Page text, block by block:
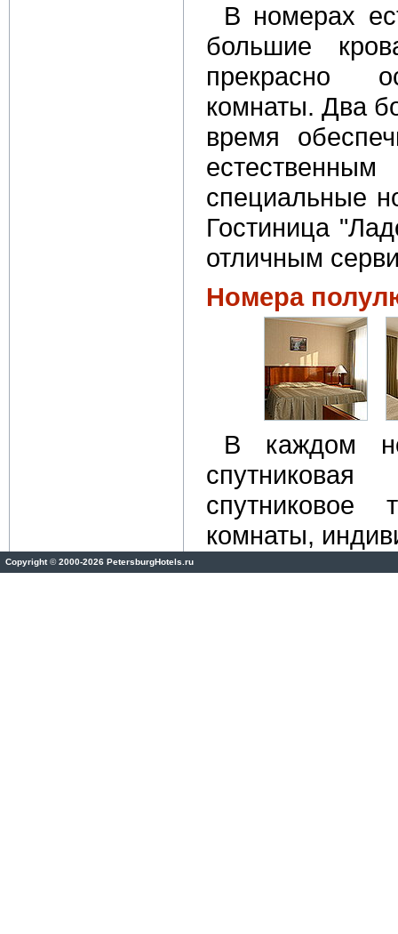
В номерах
большие
прекрасно
комнаты. Два
время
специальные
Гостиница
отличным
Номера
В каждом
спутниковое
комнаты,
Copyright©2000-2026 PetersburgHotels.ru